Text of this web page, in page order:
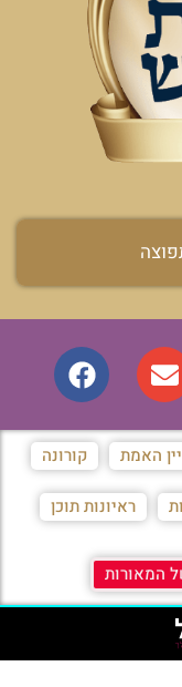
האמת קורונה
ראיונות תוכן
המאורות